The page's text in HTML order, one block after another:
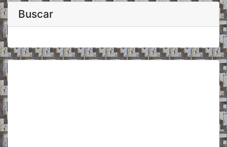
Buscar